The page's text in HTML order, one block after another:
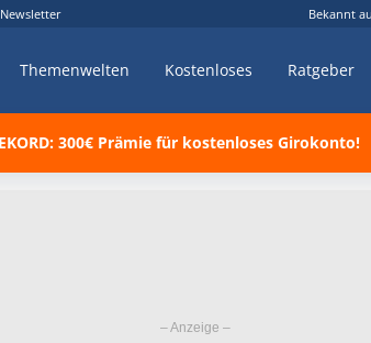
Newsletter Bekannt
Themenwelten Kostenloses Ratgeber
300€ Prämie für kostenloses Girokonto!